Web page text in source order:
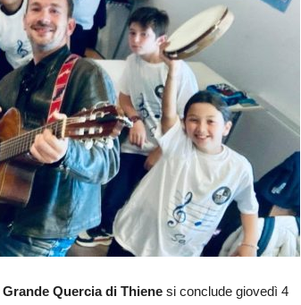
Grande Quercia di Thiene si conclude giovedì 4